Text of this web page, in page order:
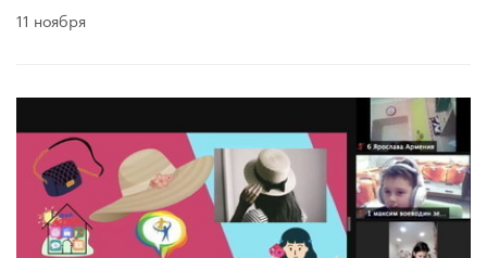
11 ноября